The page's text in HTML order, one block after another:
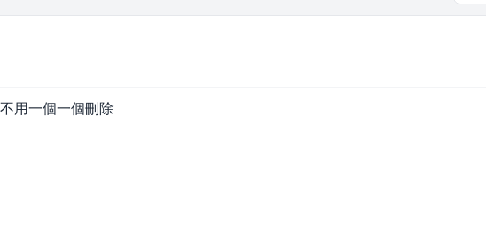
用一個一個刪除